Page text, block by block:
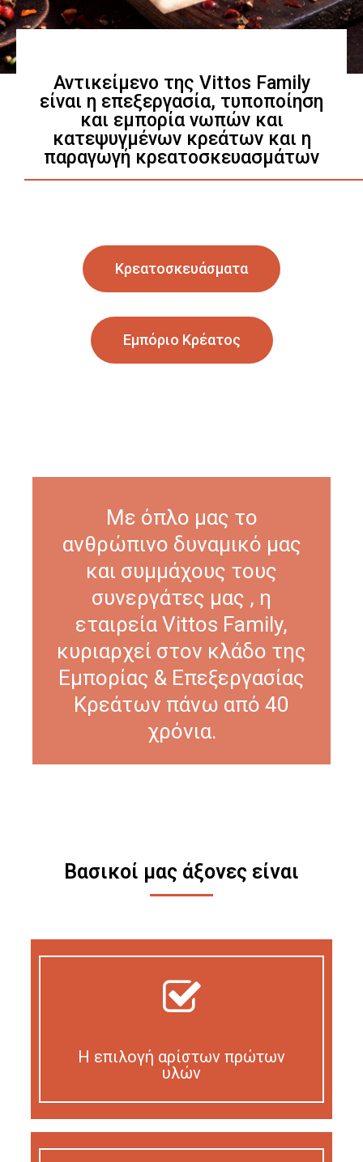
Αντικείμενο της Vittos Family
είναι η επεξεργασία, τυποποίηση
και εμπορία νωπών και
κατεψυγμένων κρεάτων και η
παραγωγή κρεατοσκευασμάτων
Κρεατοσκευάσματα
Εμπόριο Κρέατος
Με όπλο μας το
ανθρώπινο δυναμικό μας
και συμμάχους τους
συνεργάτες μας , η
εταιρεία Vittos Family,
κυριαρχεί στον κλάδο της
Εμπορίας & Επεξεργασίας
Κρεάτων πάνω από 40
χρόνια.
Βασικοί μας άξονες είναι
Η επιλογή αρίστων πρώτων
υλών